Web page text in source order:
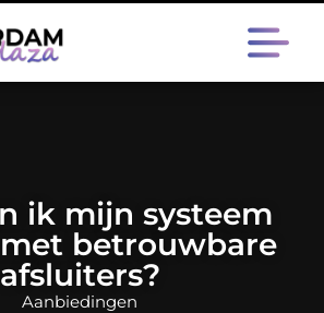
ik mijn systeem
betrouwbare
afsluiters?
Aanbiedingen